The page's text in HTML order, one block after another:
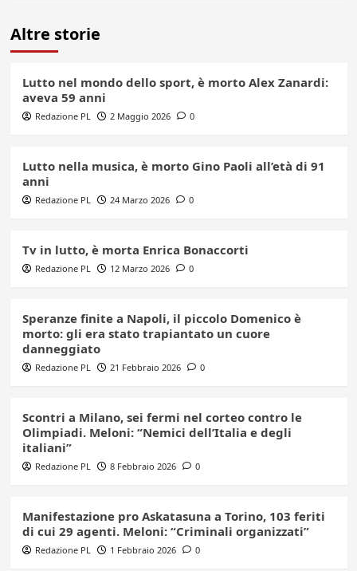
Altre storie
Lutto nel mondo dello sport, è morto Alex Zanardi:
aveva 59 anni
Redazione PL 2 Maggio 2026 0
Lutto nella musica, è morto Gino Paoli all’età di 91
anni
Redazione PL 24 Marzo 2026 0
Tv in lutto, è morta Enrica Bonaccorti
Redazione PL 12 Marzo 2026 0
Speranze finite a Napoli, il piccolo Domenico è
morto: gli era stato trapiantato un cuore
danneggiato
Redazione PL 21 Febbraio 2026 0
Scontri a Milano, sei fermi nel corteo contro le
Olimpiadi. Meloni: “Nemici dell’Italia e degli
italiani”
Redazione PL 8 Febbraio 2026 0
Manifestazione pro Askatasuna a Torino, 103 feriti
di cui 29 agenti. Meloni: “Criminali organizzati”
Redazione PL 1 Febbraio 2026 0